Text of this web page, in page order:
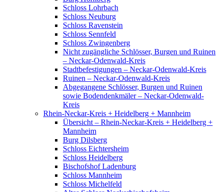
Schloss Lohrbach
Schloss Neuburg
Schloss Ravenstein
Schloss Sennfeld
Schloss Zwingenberg
Nicht zugängliche Schlösser, Burgen und Ruinen
– Neckar-Odenwald-Kreis
Stadtbefestigungen – Neckar-Odenwald-Kreis
Ruinen – Neckar-Odenwald-Kreis
Abgegangene Schlösser, Burgen und Ruinen
sowie Bodendenkmäler – Neckar-Odenwald-
Kreis
Rhein-Neckar-Kreis + Heidelberg + Mannheim
Übersicht – Rhein-Neckar-Kreis + Heidelberg +
Mannheim
Burg Dilsberg
Schloss Eichtersheim
Schloss Heidelberg
Bischofshof Ladenburg
Schloss Mannheim
Schloss Michelfeld